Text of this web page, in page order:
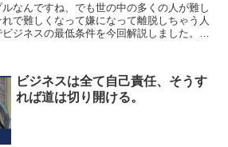
なんですね、でも世の中の多くの人が難し
で難しくなって嫌になって離脱しちゃう人
ジネスの最低条件を今回解説しました。こ
ビジネスは全て自己責任、そうす
れば道は切り開ける。